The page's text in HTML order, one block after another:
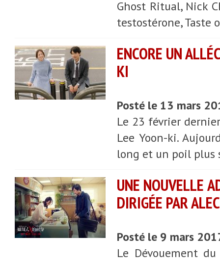
Ghost Ritual, Nick
testostérone, Taste
ENCORE UN
KI
Posté le 13 mars
Le 23 février
Lee Yoon-ki.
long et un poil plus
UNE NOUVELLE
DIRIGÉE PAR
Posté le 9 mars
Le Dévouement